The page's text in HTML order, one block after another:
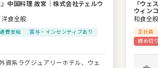
』中国料理 故宮 ｜株式会社テェルウ
食全般
費支給
賞与・インセンティブあり
資系ラグジュアリーホテル、ウェ
『ウェ
ウィン
和食全
正社員
締め切